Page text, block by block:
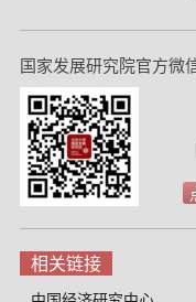
国家发展研究院官方微
相关链接